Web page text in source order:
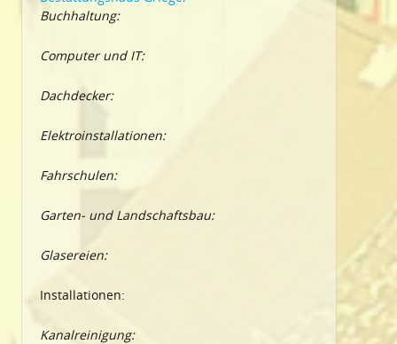
Buchhaltung:
Computer und IT:
Dachdecker:
Elektroinstallationen:
Fahrschulen:
Garten- und Landschaftsbau:
Glasereien:
Installationen:
Kanalreinigung: